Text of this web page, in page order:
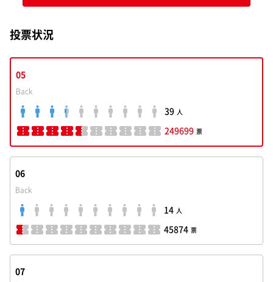
投票状況
05
Back
39 人
249699 票
06
Back
14 人
45874 票
07